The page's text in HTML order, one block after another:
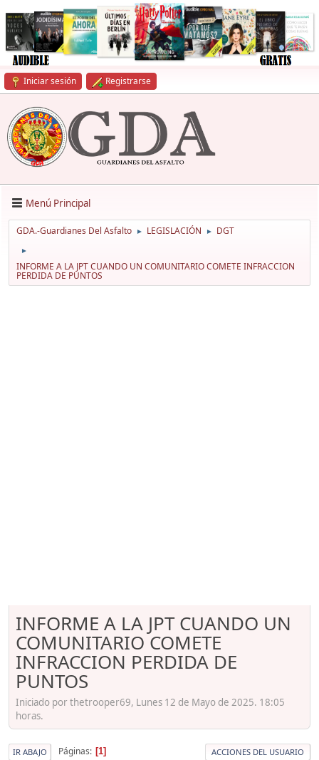
Iniciar sesión Registrarse
Menú Principal
GDA.-Guardianes Del Asfalto ► LEGISLACIÓN ► DGT
►
INFORME A LA JPT CUANDO UN COMUNITARIO COMETE INFRACCION
PERDIDA DE PUNTOS
INFORME A LA JPT CUANDO UN
COMUNITARIO COMETE
INFRACCION PERDIDA DE
PUNTOS
Iniciado por thetrooper69, Lunes 12 de Mayo de 2025. 18:05
horas.
IR ABAJO Páginas 1 ACCIONES DEL USUARIO